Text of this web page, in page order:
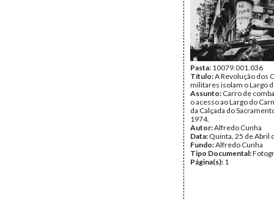
Pasta: 10079.001.036
Título:A Revolução dos
militares isolam o Largo
Assunto: Carro de
o acesso ao Largo do
da Calçada do
1974.
Autor:Alfredo Cunha
Data: Quinta, 25 de Abril
Fundo:Alfredo Cunha
Tipo Documental:
Página(s): 1